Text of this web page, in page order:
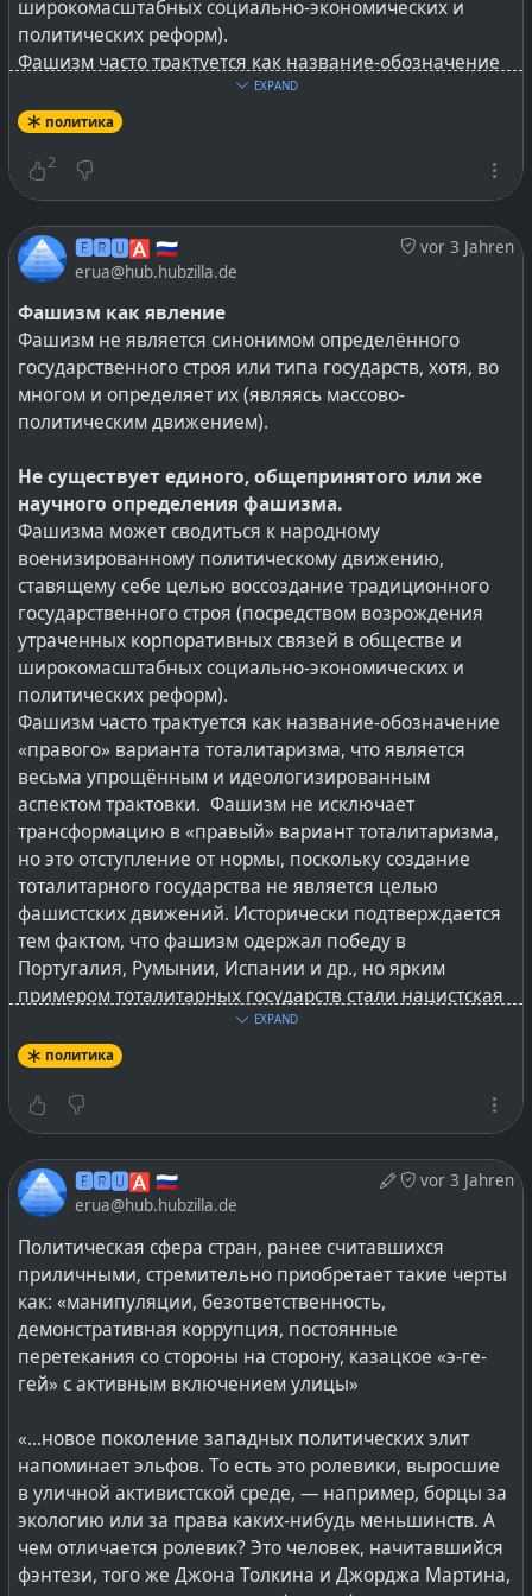
широкомасштабных социально-экономических и
политических реформ).
Фашизм часто трактуется как название-обозначение
«правого» варианта тоталитаризма, что является
весьма упрощённым и идеологизированным
трансформацию в «правый» вариант тоталитаризма,
но это отступление от нормы, поскольку создание
тоталитарного государства не является целью
фашистских движений. Исторически подтверждается
тем фактом, что фашизм одержал победу в
Португалия, Румынии, Испании и др., но ярким
примером тоталитарных государств стали нацистская
Германия и Италия.
Чем фашизм не является
встречается отождествление фашизма как с
нацизмом, так и обычным национализмом.
Часто в СМИ представители крайних
националистических течений обозначаются как
неофашисты или же «[национальность] фашисты».
При том, что фактически таковые являются обычными
нацистами.
Существует мнение, что явная путаница и подмена
понятий — «фашизм» и «нацизм» — восходит к
определению, сформулированному на VII Конгрессе
Коминтерна, согласно которому отождествлялись
различные проявления фашизма в Европе и
германский национал-социализм.
Типы государства
Тип государства описывается совокупностью
нескольких взаимосвязанных и дополняющих друг
друга компонентов, определяющим же является
политико-правовой режим. Представляющий некую
совокупность приемов и способов используемых
государством для управления делами и организации
процессов в общества:
• авторитарный;
• тоталитарный;
• либерально-демократический.
Под «авторитарным» понимается традиционное
государство — якобы такая форма бытия
(политический строй), при котором человечество
жило как будто бы на протяжении всей своей
истории. Авторитаризм преподносится сторонниками
как тип государства активно культивирующего
традиционные устои жизнедеятельности общества.
На базе некой самобытности, конкретно данному
обществу исторически свойственную.
авторитаризма, проявляясь в обществе как
антагонист тоталитаризму и либерал-демократизму.
Сваливание в тоталитаризм
На примере Италии и Германии известно, что фашизм
EXPAND
политика
2
vor 3 Jahren
🅴🆁🆄🅰 🇷🇺
erua@hub.hubzilla.de
Фашизм как явление
Фашизм не является синонимом определённого
государственного строя или типа государств, хотя, во
многом и определяет их (являясь массово-
политическим движением).
Не существует единого, общепринятого или же
научного определения фашизма.
Фашизма может сводиться к народному
военизированному политическому движению,
ставящему себе целью воссоздание традиционного
государственного строя (посредством возрождения
утраченных корпоративных связей в обществе и
широкомасштабных социально-экономических и
политических реформ).
Фашизм часто трактуется как название-обозначение
«правого» варианта тоталитаризма, что является
весьма упрощённым и идеологизированным
аспектом трактовки. Фашизм не исключает
трансформацию в «правый» вариант тоталитаризма,
но это отступление от нормы, поскольку создание
тоталитарного государства не является целью
фашистских движений. Исторически подтверждается
тем фактом, что фашизм одержал победу в
Португалия, Румынии, Испании и др., но ярким
примером тоталитарных государств стали нацистская
В медиакультуре или же массовой культуре широко
встречается отождествление фашизма как с
нацизмом, так и обычным национализмом.
Часто в СМИ представители крайних
националистических течений обозначаются как
неофашисты или же «[национальность] фашисты».
При том, что фактически таковые являются обычными
нацистами.
Существует мнение, что явная путаница и подмена
понятий — «фашизм» и «нацизм» — восходит к
определению, сформулированному на VII Конгрессе
различные проявления фашизма в Европе и
германский национал-социализм.
Типы государства
Тип государства описывается совокупностью
нескольких взаимосвязанных и дополняющих друг
EXPAND
политика
vor 3 Jahren
🅴🆁🆄🅰 🇷🇺
erua@hub.hubzilla.de
Политическая сфера стран, ранее считавшихся
приличными, стремительно приобретает такие черты
как: «манипуляции, безответственность,
демонстративная коррупция, постоянные
перетекания со стороны на сторону, казацкое «э-ге-
гей» с активным включением улицы»
«...новое поколение западных политических элит
напоминает эльфов. То есть это ролевики, выросшие
в уличной активистской среде, — например, борцы за
экологию или за права каких-нибудь меньшинств. А
чем отличается ролевик? Это человек, начитавшийся
фэнтези, того же Джона Толкина и Джорджа Мартина,